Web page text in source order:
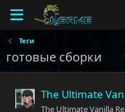
Теги
готовые сборки
The Ultimate
The Ultimate Vanilla